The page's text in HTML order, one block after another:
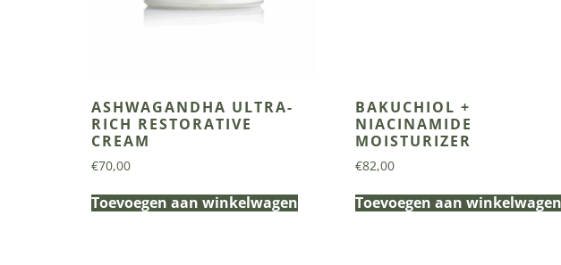
ASHWAGANDHA ULTRA-
RICH RESTORATIVE
CREAM
€70,00
Toevoegen aan winkelwagen
BAKUCHIOL +
NIACINAMIDE
MOISTURIZER
€82,00
Toevoegen aan winkelwagen